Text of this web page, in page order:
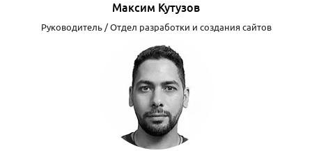
Максим Кутузов
Руководитель / Отдел разработки и создания сайтов